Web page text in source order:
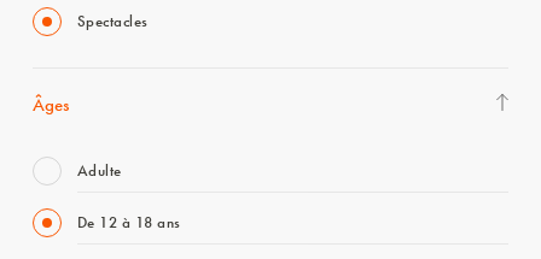
Spectacles
Âges
Adulte
De 12 à 18 ans